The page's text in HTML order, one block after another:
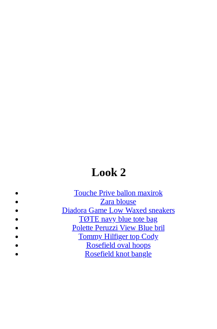
Look 2
Touche Prive ballon maxirok
Zara blouse
Diadora Game Low Waxed sneakers
TØTE navy blue tote bag
Polette Peruzzi View Blue bril
Tommy Hilfiger top Cody
Rosefield oval hoops
Rosefield knot bangle